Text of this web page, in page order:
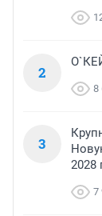
2
8
3
2028
7